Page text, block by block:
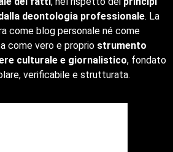
deontologia professionale. La
come blog personale né come
come vero e proprio strumento
culturale e giornalistico, fondato
verificabile e strutturata.